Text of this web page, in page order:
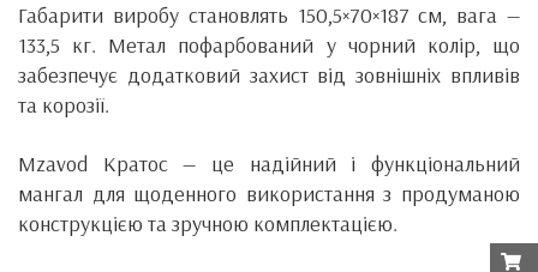
Габарити виробу становлять 150,5×70×187 см, вага —
133,5 кг. Метал пофарбований у чорний колір, що
забезпечує додатковий захист від зовнішніх впливів
та корозії.
Mzavod Кратос — це надійний і функціональний
мангал для щоденного використання з продуманою
конструкцією та зручною комплектацією.